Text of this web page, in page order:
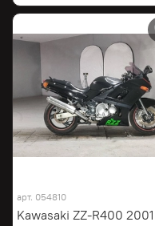
арт. 054810
Kawasaki ZZ-R400 2001